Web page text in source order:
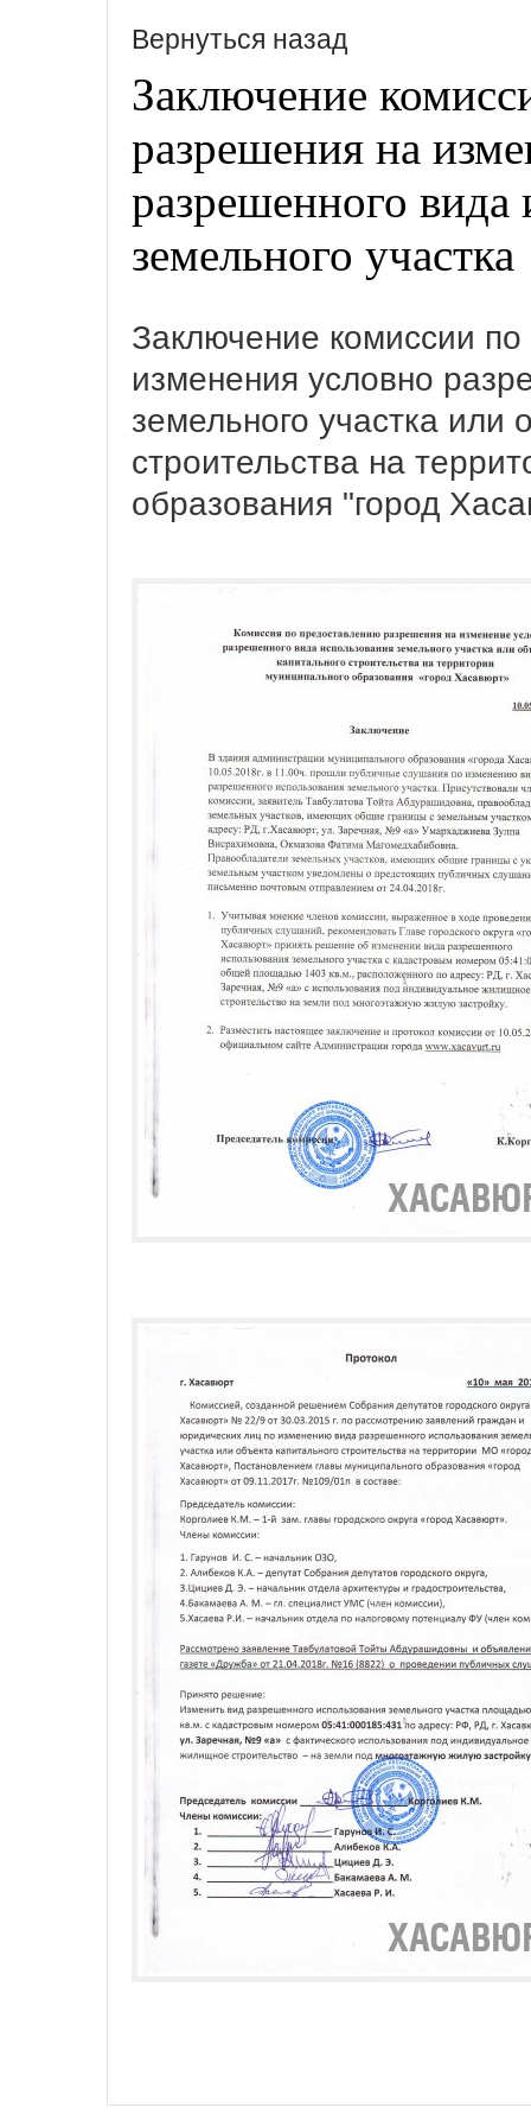
Вернуться назад
Заключение
разрешения на
разрешенного вида
земельного участка
Заключение комиссии
изменения условно
земельного участка или
строительства на
образования "город